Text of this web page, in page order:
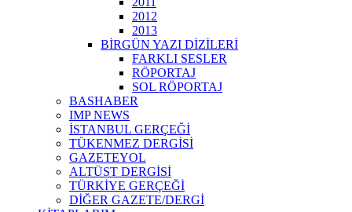
2012
2013
BİRGÜN YAZI DİZİLERİ
FARKLI SESLER
RÖPORTAJ
SOL RÖPORTAJ
BASHABER
IMP NEWS
İSTANBUL GERÇEĞİ
TÜKENMEZ DERGİSİ
GAZETEYOL
ALTÜST DERGİSİ
TÜRKİYE GERÇEĞİ
DİĞER GAZETE/DERGİ